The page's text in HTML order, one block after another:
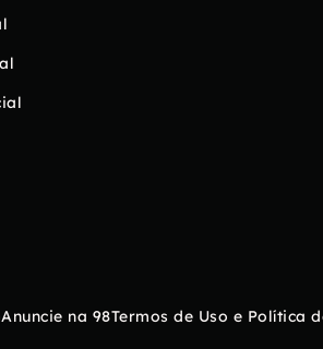
Anuncie na 98Termos de Uso e Política